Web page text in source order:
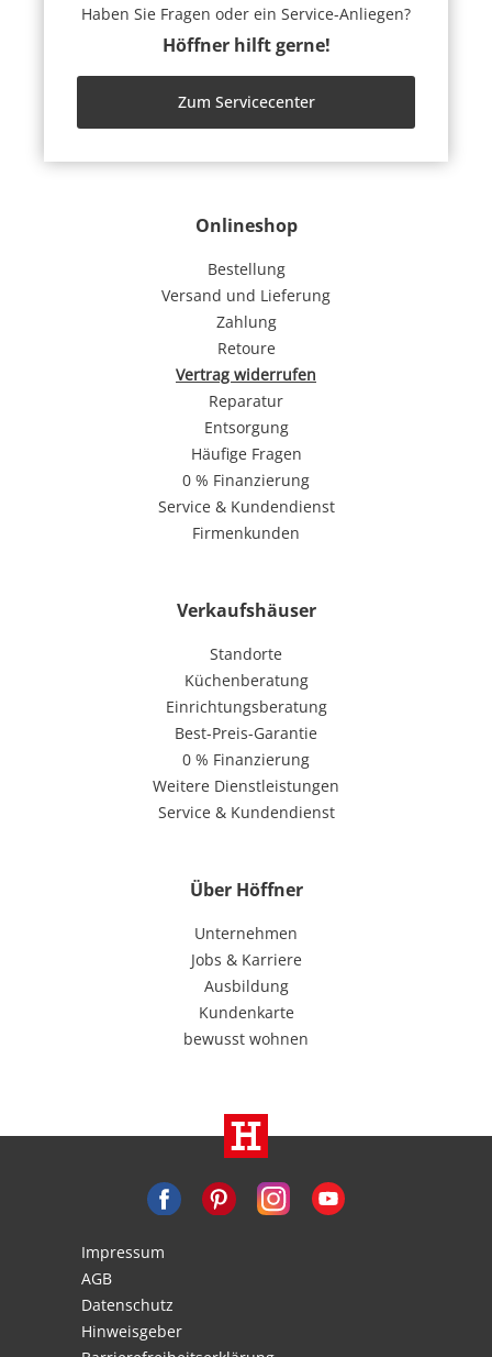
Onlineshop
Bestellung
Versand und Lieferung
Zahlung
Retoure
Vertrag widerrufen
Reparatur
Entsorgung
Häufige Fragen
0 % Finanzierung
Service & Kundendienst
Firmenkunden
Verkaufshäuser
Standorte
Küchenberatung
Einrichtungsberatung
Best-Preis-Garantie
0 % Finanzierung
Weitere Dienstleistungen
Service & Kundendienst
Über Höffner
Unternehmen
Jobs & Karriere
Ausbildung
Kundenkarte
bewusst wohnen
Haben Sie Fragen oder ein Service-Anliegen?
Höffner hilft gerne!
Zum Servicecenter
Impressum
AGB
Datenschutz
Hinweisgeber